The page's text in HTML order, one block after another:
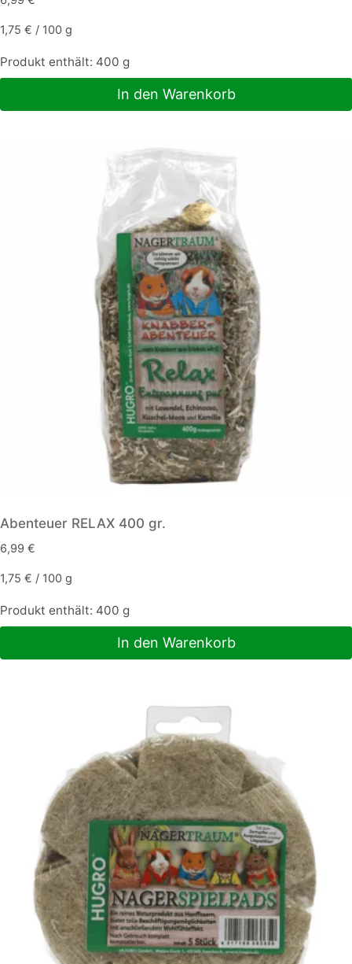
1,75 € / 100 g
Produkt enthält: 400 g
In den Warenkorb
Abenteuer RELAX 400 gr.
6,99 €
1,75 € / 100 g
Produkt enthält: 400 g
In den Warenkorb